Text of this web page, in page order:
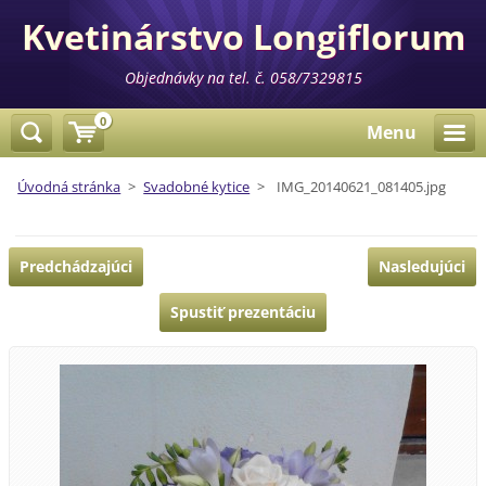
Kvetinárstvo Longiflorum
Objednávky na tel. č. 058/7329815
Menu
Úvodná stránka > Svadobné kytice > IMG_20140621_081405.jpg
Predchádzajúci Nasledujúci
Spustiť prezentáciu
0